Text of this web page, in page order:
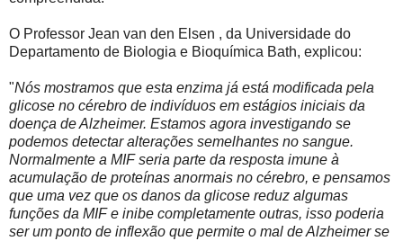
O Professor Jean van den Elsen , da Universidade do
Departamento de Biologia e Bioquímica Bath, explicou:
"Nós mostramos que esta enzima já está modificada pela
glicose no cérebro de indivíduos em estágios iniciais da
doença de Alzheimer. Estamos agora investigando se
podemos detectar alterações semelhantes no sangue.
Normalmente a MIF seria parte da resposta imune à
acumulação de proteínas anormais no cérebro, e pensamos
que uma vez que os danos da glicose reduz algumas
funções da MIF e inibe completamente outras, isso poderia
ser um ponto de inflexão que permite o mal de Alzheimer se